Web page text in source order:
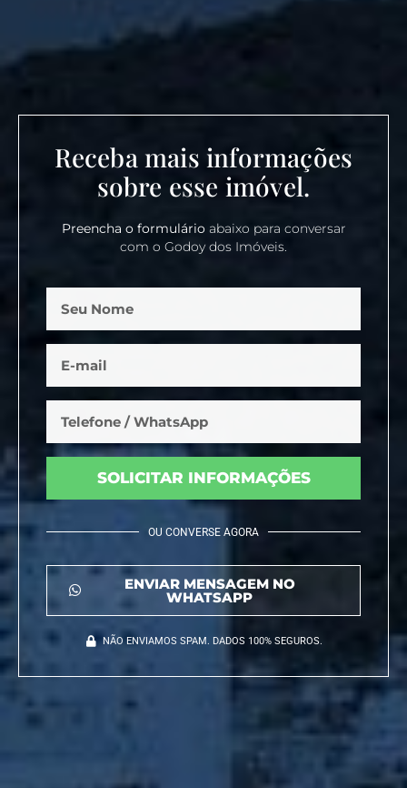
Receba mais informações
sobre esse imóvel.
Preencha o formulárioabaixo para conversar
com o Godoy dos Imóveis.
SOLICITAR INFORMAÇÕES
OU CONVERSE AGORA
ENVIAR MENSAGEM NO
WHATSAPP
NÃO ENVIAMOS SPAM. DADOS 100% SEGUROS.